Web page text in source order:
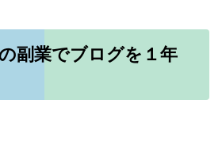
副業でブログを１年